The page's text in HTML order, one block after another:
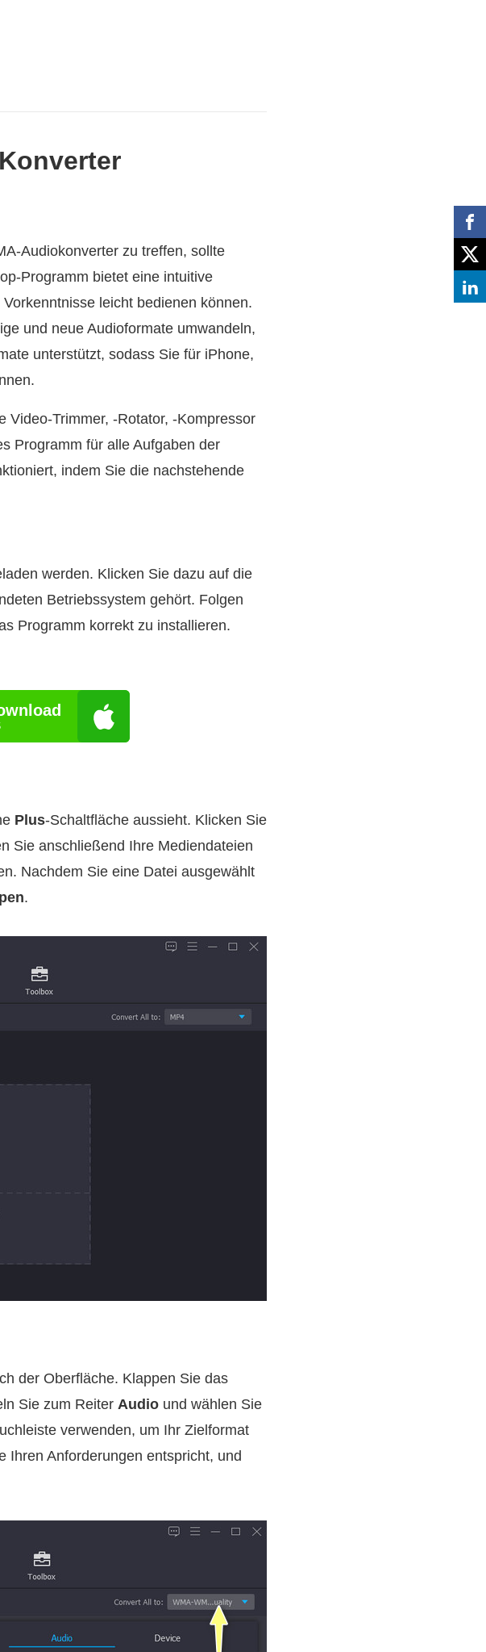
zu treffen, sollte
Programm bietet eine intuitive
leicht bedienen können.
und neue Audioformate umwandeln,
unterstützt, sodass Sie für iPhone,
Video-Trimmer, -Rotator, -Kompressor
Programm für alle Aufgaben der
indem Sie die nachstehende
werden. Klicken Sie dazu auf die
Betriebssystem gehört. Folgen
Programm korrekt zu installieren.
Plus-Schaltfläche aussieht. Klicken Sie
Sie anschließend Ihre Mediendateien
Nachdem Sie eine Datei ausgewählt
.
der Oberfläche. Klappen Sie das
Sie zum Reiter Audio und wählen Sie
verwenden, um Ihr Zielformat
Ihren Anforderungen entspricht, und